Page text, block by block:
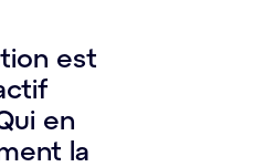
est
en
la